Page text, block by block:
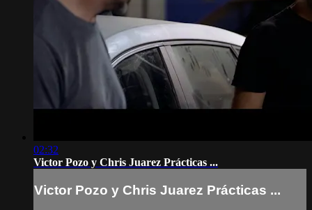
02:32
Victor Pozo y Chris Juarez Prácticas ...
Victor Pozo y Chris Juarez Prácticas ...